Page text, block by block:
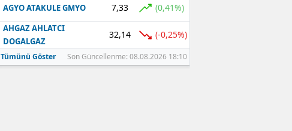
AGYO ATAKULE GMYO 7,33 (0,41%)
AHGAZ AHLATCI
DOGALGAZ
32,14 (-0,25%)
Tümünü Göster Son Güncellenme: 08.08.2026 18:10